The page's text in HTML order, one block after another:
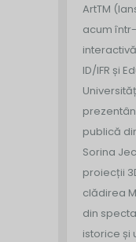
ArtTM
acum
ID/IFR și
publică
Sorina
proiecții
clădirea
din
istorice și